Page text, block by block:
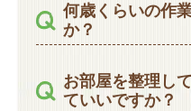
何歳くらいの作
か？
お部屋を整理し
ていいですか？